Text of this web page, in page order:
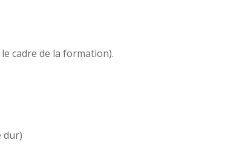
cadre de la formation).
dur)